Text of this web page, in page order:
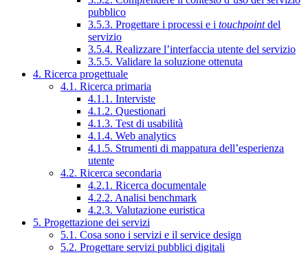
pubblico
3.5.3. Progettare i processi e i touchpointdel
servizio
3.5.4. Realizzare l’interfaccia utente del servizio
3.5.5. Validare la soluzione ottenuta
4. Ricerca progettuale
4.1. Ricerca primaria
4.1.1. Interviste
4.1.2. Questionari
4.1.3. Test di usabilità
4.1.4. Web analytics
4.1.5. Strumenti di mappatura dell’esperienza
utente
4.2. Ricerca secondaria
4.2.1. Ricerca documentale
4.2.2. Analisi benchmark
4.2.3. Valutazione euristica
5. Progettazione dei servizi
5.1. Cosa sono i servizi e il service design
5.2. Progettare servizi pubblici digitali